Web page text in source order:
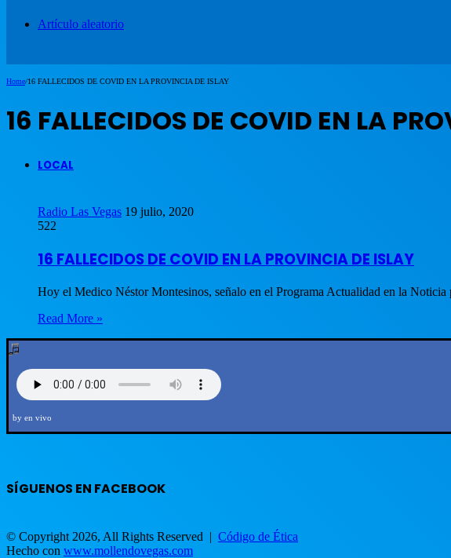
Artículo aleatorio
Home/16 FALLECIDOS DE COVID EN LA PROVINCIA DE ISLAY
16 FALLECIDOS DE COVID EN LA
LOCAL
Radio Las Vegas 19 julio, 2020
522
16 FALLECIDOS DE COVID EN LA PROVINCIA DE ISLAY
Hoy el Medico Néstor Montesinos, señalo en el Programa Actualidad en la
Read More »
by en vivo
SÍGUENOS EN FACEBOOK
© Copyright 2026, All Rights Reserved | Código de Ética
Hecho con www.mollendovegas.com